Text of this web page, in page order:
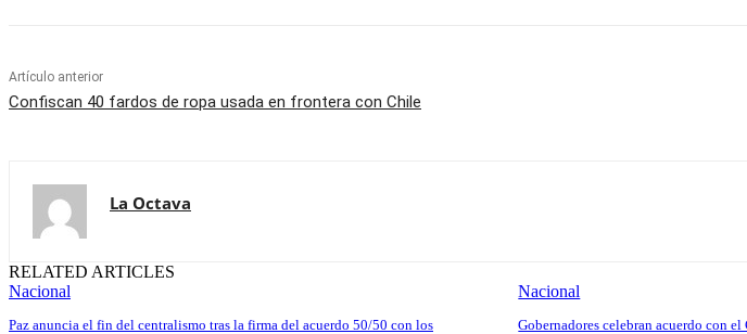
Artículo anterior
Confiscan 40 fardos de ropa usada en frontera con Chile
La Octava
RELATED ARTICLES
Nacional
Paz anuncia el fin del centralismo tras la firma del acuerdo 50/50 con los
Nacional
Gobernadores celebran acuerdo con